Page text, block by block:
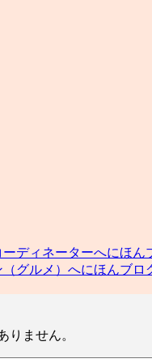
にほん
にほんブロ
りません。